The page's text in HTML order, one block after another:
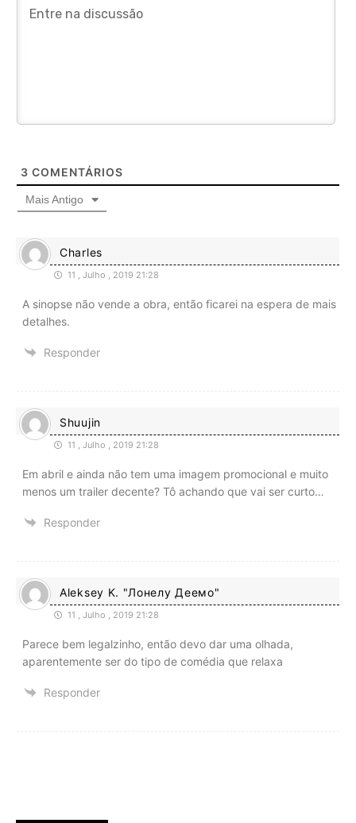
3 COMENTÁRIOS
Mais Antigo
Charles
11 , Julho , 2019 21:28
A sinopse não vende a obra, então ficarei na espera de mais
detalhes.
Responder
Shuujin
11 , Julho , 2019 21:28
Em abril e ainda não tem uma imagem promocional e muito
menos um trailer decente? Tô achando que vai ser curto…
Responder
Aleksey K. "Лонелy Деемо"
11 , Julho , 2019 21:28
Parece bem legalzinho, então devo dar uma olhada,
aparentemente ser do tipo de comédia que relaxa
Responder